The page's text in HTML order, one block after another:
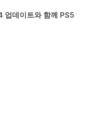
업데이트와 함께 PS5